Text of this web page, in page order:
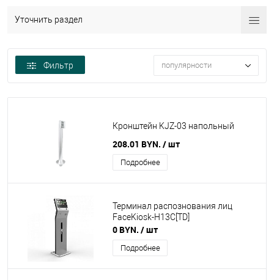
Уточнить раздел
Фильтр популярности
Кронштейн KJZ-03 напольный
208.01 BYN. / шт
Подробнее
Терминал распознования лиц
FaceKiosk-H13C[TD]
0 BYN. / шт
Подробнее